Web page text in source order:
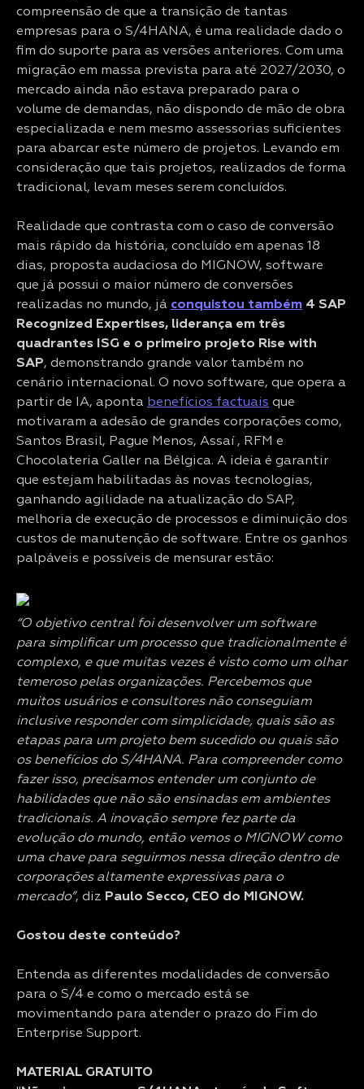
compreensão de que a transição de tantas
empresas para o S/4HANA, é uma realidade dado o
fim do suporte para as versões anteriores. Com uma
migração em massa prevista para até 2027/2030, o
mercado ainda não estava preparado para o
volume de demandas, não dispondo de mão de obra
especializada e nem mesmo assessorias suficientes
para abarcar este número de projetos. Levando em
consideração que tais projetos, realizados de forma
tradicional, levam meses serem concluídos.
Realidade que contrasta com o caso de conversão
mais rápido da história, concluído em apenas 18
dias, proposta audaciosa do MIGNOW, software
que já possui o maior número de conversões
realizadas no mundo, já conquistou também 4 SAP
Recognized Expertises, liderança em três
quadrantes ISG e o primeiro projeto Rise with
SAP, demonstrando grande valor também no
cenário internacional. O novo software, que opera a
partir de IA, aponta benefícios factuais que
motivaram a adesão de grandes corporações como,
Santos Brasil, Pague Menos, Assaí , RFM e
Chocolateria Galler na Bélgica. A ideia é garantir
que estejam habilitadas às novas tecnologias,
ganhando agilidade na atualização do SAP,
melhoria de execução de processos e diminuição dos
custos de manutenção de software. Entre os ganhos
palpáveis e possíveis de mensurar estão:
“O objetivo central foi desenvolver um software
para simplificar um processo que tradicionalmente é
complexo, e que muitas vezes é visto como um olhar
temeroso pelas organizações. Percebemos que
muitos usuários e consultores não conseguiam
inclusive responder com simplicidade, quais são as
etapas para um projeto bem sucedido ou quais são
os benefícios do S/4HANA. Para compreender como
fazer isso, precisamos entender um conjunto de
habilidades que não são ensinadas em ambientes
tradicionais. A inovação sempre fez parte da
evolução do mundo, então vemos o MIGNOW como
uma chave para seguirmos nessa direção dentro de
corporações altamente expressivas para o
mercado”, diz Paulo Secco, CEO do MIGNOW.
Gostou deste conteúdo?
Entenda as diferentes modalidades de conversão
para o S/4 e como o mercado está se
movimentando para atender o prazo do Fim do
Enterprise Support.
MATERIAL GRATUITO